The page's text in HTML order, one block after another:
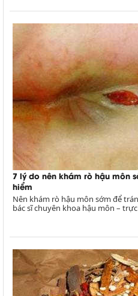
7 lý do nên khám rò hậu môn
hiểm
Nên khám rò hậu môn sớm để
bác sĩ chuyên khoa hậu môn –